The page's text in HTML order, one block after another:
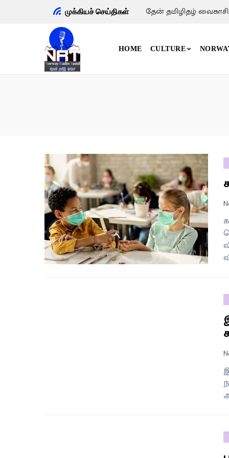
முக்கியச் செய்திகள் தேன் தமிழிதழ்
HOME CULTURE